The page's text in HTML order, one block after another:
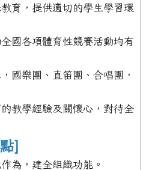
育，提供適切的學生學習環
國各項體育性競賽活動均有
國樂團、直笛團、合唱團，
教學經驗及關懷心，對待全
]
為，建全組織功能。